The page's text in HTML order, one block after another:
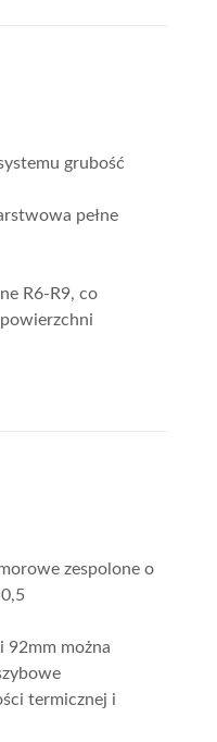
grubość
pełne
R6-R9, co
zespolone o
92mm można
termicznej i